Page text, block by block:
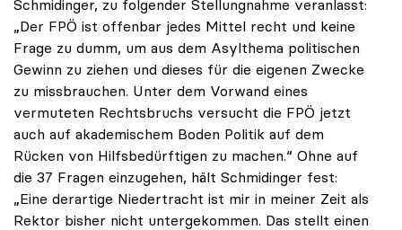
Schmidinger, zu folgender Stellungnahme veranlasst:
„Der FPÖ ist offenbar jedes Mittel recht und keine
Frage zu dumm, um aus dem Asylthema politischen
Gewinn zu ziehen und dieses für die eigenen Zwecke
zu missbrauchen. Unter dem Vorwand eines
vermuteten Rechtsbruchs versucht die FPÖ jetzt
auch auf akademischem Boden Politik auf dem
Rücken von Hilfsbedürftigen zu machen.“ Ohne auf
die 37 Fragen einzugehen, hält Schmidinger fest:
„Eine derartige Niedertracht ist mir in meiner Zeit als
Rektor bisher nicht untergekommen. Das stellt einen